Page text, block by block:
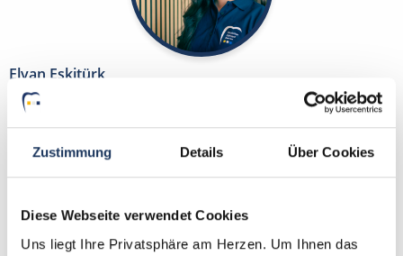
Zustimmung Details Über Cookies
Diese Webseite verwendet Cookies
Uns liegt Ihre Privatsphäre am Herzen. Um Ihnen das
Elvan Eskitürk
Ansprechpartnerin
Sie suchen eine neue Herausforderung in der
Zahnmedizin? Gemeinsam finden wir die passende
unseren Stellen bin ich gerne für Sie da!